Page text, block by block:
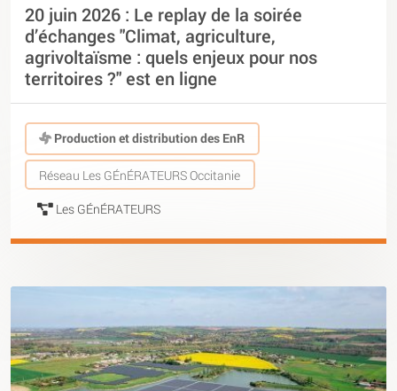
20 juin 2026 : Le replay de la soirée
d’échanges "Climat, agriculture,
agrivoltaïsme : quels enjeux pour nos
territoires ?" est en ligne
Production et distribution des EnR
Réseau Les GÉnÉRATEURS Occitanie
Les GÉnÉRATEURS